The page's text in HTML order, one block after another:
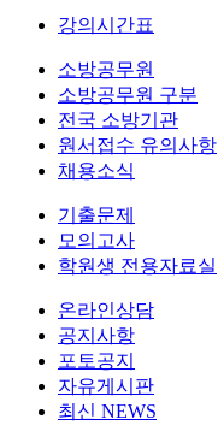
강의시간표
소방공무원
소방공무원 구분
전국 소방기관
원서접수 유의사항
채용소식
기출문제
모의고사
학원생 전용자료실
온라인상담
공지사항
포토공지
자유게시판
최신 NEWS